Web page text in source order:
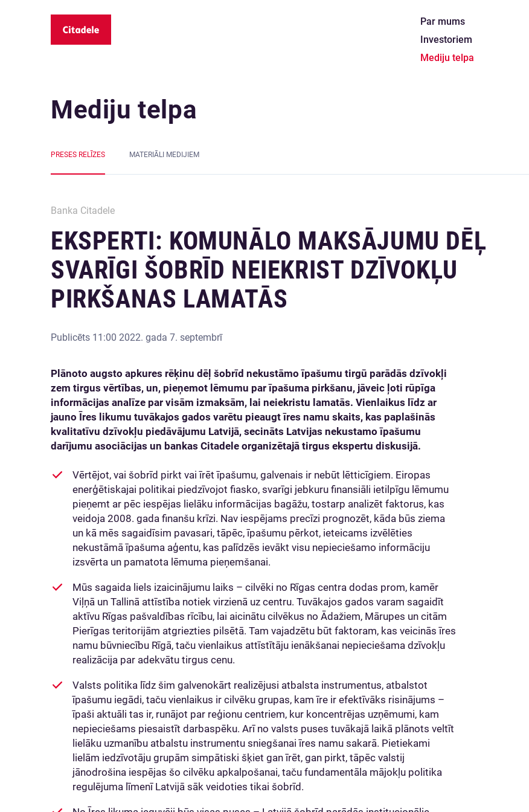
Par mums
Investoriem
Mediju telpa
Mediju telpa
PRESES RELĪZES MATERIĀLI MEDIJIEM
Banka Citadele
EKSPERTI: KOMUNĀLO MAKSĀJUMU DĒĻ
SVARĪGI ŠOBRĪD NEIEKRIST DZĪVOKĻU
PIRKŠANAS LAMATĀS
Publicēts 11:00 2022. gada 7. septembrī
Plānoto augsto apkures rēķinu dēļ šobrīd nekustāmo īpašumu tirgū parādās dzīvokļi
zem tirgus vērtības, un, pieņemot lēmumu par īpašuma pirkšanu, jāveic ļoti rūpīga
informācijas analīze par visām izmaksām, lai neiekristu lamatās. Vienlaikus līdz ar
jauno Īres likumu tuvākajos gados varētu pieaugt īres namu skaits, kas paplašinās
kvalitatīvu dzīvokļu piedāvājumu Latvijā, secināts Latvijas nekustamo īpašumu
darījumu asociācijas un bankas Citadele organizētajā tirgus ekspertu diskusijā.
Vērtējot, vai šobrīd pirkt vai īrēt īpašumu, galvenais ir nebūt lētticīgiem. Eiropas
enerģētiskajai politikai piedzīvojot fiasko, svarīgi jebkuru finansiāli ietilpīgu lēmumu
pieņemt ar pēc iespējas lielāku informācijas bagāžu, tostarp analizēt faktorus, kas
veidoja 2008. gada finanšu krīzi. Nav iespējams precīzi prognozēt, kāda būs ziema
un kā mēs sagaidīsim pavasari, tāpēc, īpašumu pērkot, ieteicams izvēlēties
nekustāmā īpašuma aģentu, kas palīdzēs ievākt visu nepieciešamo informāciju
izsvērta un pamatota lēmuma pieņemšanai.
Mūs sagaida liels izaicinājumu laiks – cilvēki no Rīgas centra dodas prom, kamēr
Viļņā un Tallinā attīstība notiek virzienā uz centru. Tuvākajos gados varam sagaidīt
aktīvu Rīgas pašvaldības rīcību, lai aicinātu cilvēkus no Ādažiem, Mārupes un citām
Pierīgas teritorijām atgriezties pilsētā. Tam vajadzētu būt faktoram, kas veicinās īres
namu būvniecību Rīgā, taču vienlaikus attīstītāju ienākšanai nepieciešama dzīvokļu
realizācija par adekvātu tirgus cenu.
Valsts politika līdz šim galvenokārt realizējusi atbalsta instrumentus, atbalstot
īpašumu iegādi, taču vienlaikus ir cilvēku grupas, kam īre ir efektīvāks risinājums –
īpaši aktuāli tas ir, runājot par reģionu centriem, kur koncentrējas uzņēmumi, kam
nepieciešams piesaistīt darbaspēku. Arī no valsts puses tuvākajā laikā plānots veltīt
lielāku uzmanību atbalstu instrumentu sniegšanai īres namu sakarā. Pietiekami
lielām iedzīvotāju grupām simpātiski šķiet gan īrēt, gan pirkt, tāpēc valstij
jānodrošina iespējas šo cilvēku apkalpošanai, taču fundamentāla mājokļu politika
regulējuma līmenī Latvijā sāk veidoties tikai šobrīd.